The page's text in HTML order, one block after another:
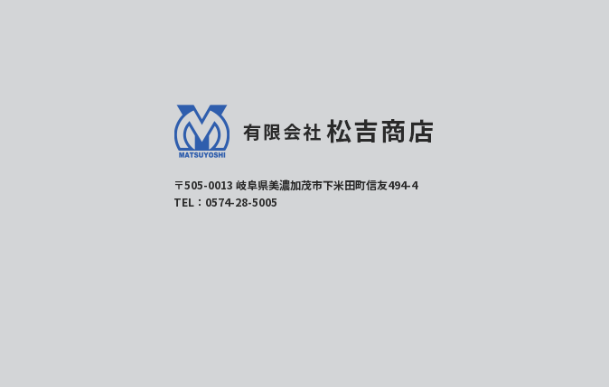
〒505-0013 岐阜県美濃加茂市下米田町信友494-4
TEL：0574-28-5005